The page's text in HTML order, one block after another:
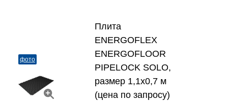
фото
Плита
ENERGOFLEX
ENERGOFLOOR
PIPELOCK SOLO,
размер 1,1х0,7 м
(цена по запросу)